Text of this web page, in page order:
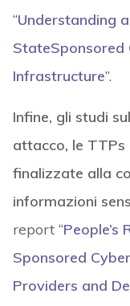
“Understanding
StateSponsored
Infrastructure”.
Infine, gli studi
attacco, le TTPs
finalizzate alla
informazioni
report “People’s
Sponsored
Providers and